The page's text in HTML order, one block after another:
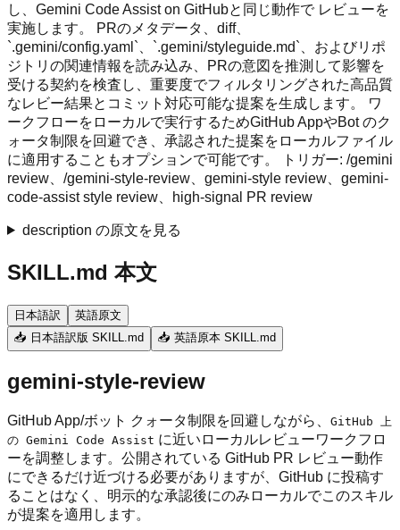
し、Gemini Code Assist on GitHubと同じ動作で レビューを
実施します。 PRのメタデータ、diff、
`.gemini/config.yaml`、`.gemini/styleguide.md`、およびリポ
ジトリの関連情報を読み込み、PRの意図を推測して影響を
受ける契約を検査し、重要度でフィルタリングされた高品質
なレビー結果とコミット対応可能な提案を生成します。 ワ
ークフローをローカルで実行するためGitHub AppやBot のク
ォータ制限を回避でき、承認された提案をローカルファイル
に適用することもオプションで可能です。 トリガー: /gemini
review、/gemini-style-review、gemini-style review、gemini-
code-assist style review、high-signal PR review
description の原文を見る
SKILL.md 本文
日本語訳
英語原文
📥 日本語訳版 SKILL.md
📥 英語原本 SKILL.md
gemini-style-review
GitHub App/ボット クォータ制限を回避しながら、 GitHub 上
の Gemini Code Assist に近いローカルレビューワークフロ
ーを調整します。公開されている GitHub PR レビュー動作
にできるだけ近づける必要がありますが、GitHub に投稿す
ることはなく、明示的な承認後にのみローカルでこのスキル
が提案を適用します。